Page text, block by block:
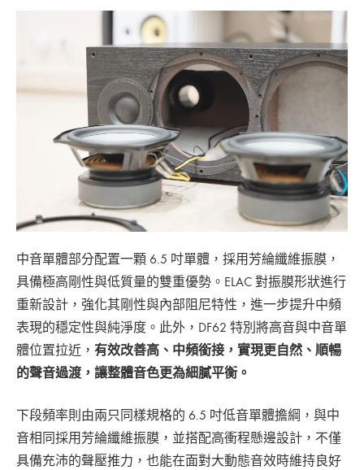
中音單體部分配置一顆 6.5 吋單體，採用芳綸纖維振膜，
具備極高剛性與低質量的雙重優勢。ELAC 對振膜形狀進行
重新設計，強化其剛性與內部阻尼特性，進一步提升中頻
表現的穩定性與純淨度。此外，DF62 特別將高音與中音單
體位置拉近， 有效改善高、中頻銜接，實現更自然、順暢
的聲音過渡，讓整體音色更為細膩平衡。
下段頻率則由兩只同樣規格的 6.5 吋低音單體擔綱，與中
音相同採用芳綸纖維振膜，並搭配高衝程懸邊設計，不僅
具備充沛的聲壓推力，也能在面對大動態音效時維持良好